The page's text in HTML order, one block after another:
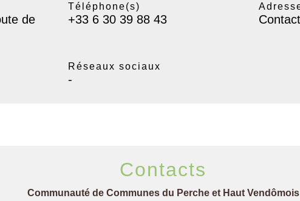
de
Téléphone(s)
+33 6 30 39 88 43
Réseaux sociaux
-
Contacts
Communauté de Communes du Perche et Haut Vendômois